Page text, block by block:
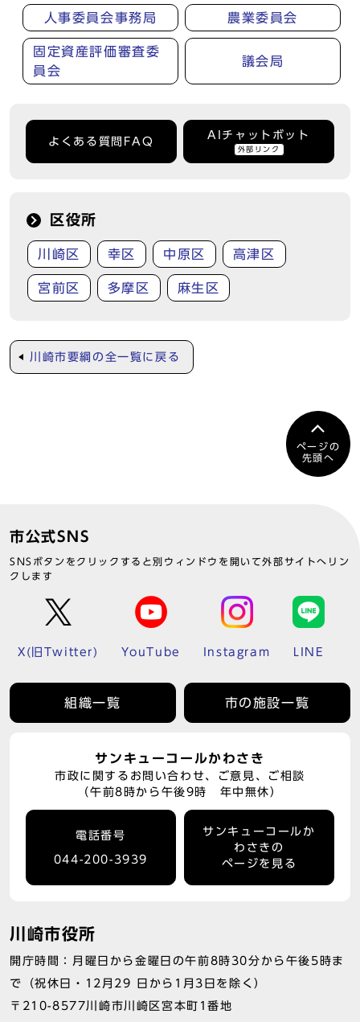
人事委員会事務局 農業委員会
固定資産評価審査委
員会
議会局
よくある質問FAQ
AIチャットボット
外部リンク
区役所
川崎区 幸区 中原区 高津区
宮前区 多摩区 麻生区
川崎市要綱の全一覧に戻る
ページの
先頭へ
市公式SNS
SNSボタンをクリックすると別ウィンドウを開いて外部サイトへリン
クします
X(旧Twitter) YouTube Instagram LINE
組織一覧 市の施設一覧
サンキューコールかわさき
市政に関するお問い合わせ、ご意見、ご相談
（午前8時から午後9時 年中無休）
電話番号
044-200-3939
サンキューコールか
わさきの
ページを見る
川崎市役所
開庁時間：月曜日から金曜日の午前8時30分から午後5時ま
で（祝休日・12月29 日から1月3日を除く）
〒210-8577川崎市川崎区宮本町1番地